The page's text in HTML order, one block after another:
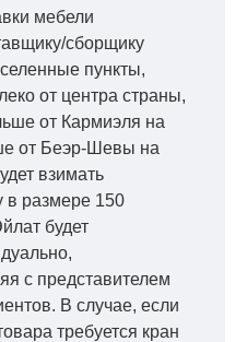
мебели
сборщику
пункты,
от центра страны,
от Кармиэля на
от Беэр-Шевы на
взимать
в размере 150
будет
с представителем
В случае, если
требуется кран